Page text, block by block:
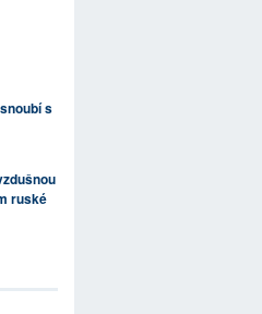
s
ruské